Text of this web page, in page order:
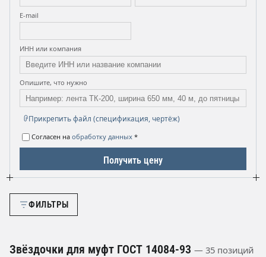
E-mail
ИНН или компания
Опишите, что нужно
Прикрепить файл (спецификация, чертёж)
Согласен на обработку данных *
Получить цену
ФИЛЬТРЫ
Звёздочки для муфт ГОСТ 14084-93 — 35 позиций